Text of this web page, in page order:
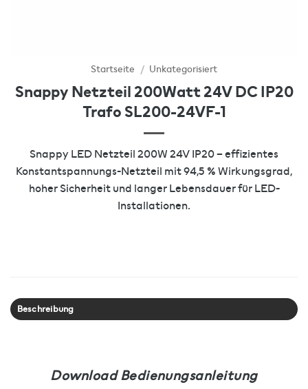
Startseite / Unkategorisiert
Snappy Netzteil 200Watt 24V DC IP20
Trafo SL200-24VF-1
Snappy LED Netzteil 200W 24V IP20 – effizientes
Konstantspannungs-Netzteil mit 94,5 % Wirkungsgrad,
hoher Sicherheit und langer Lebensdauer für LED-
Installationen.
Beschreibung
Download Bedienungsanleitung